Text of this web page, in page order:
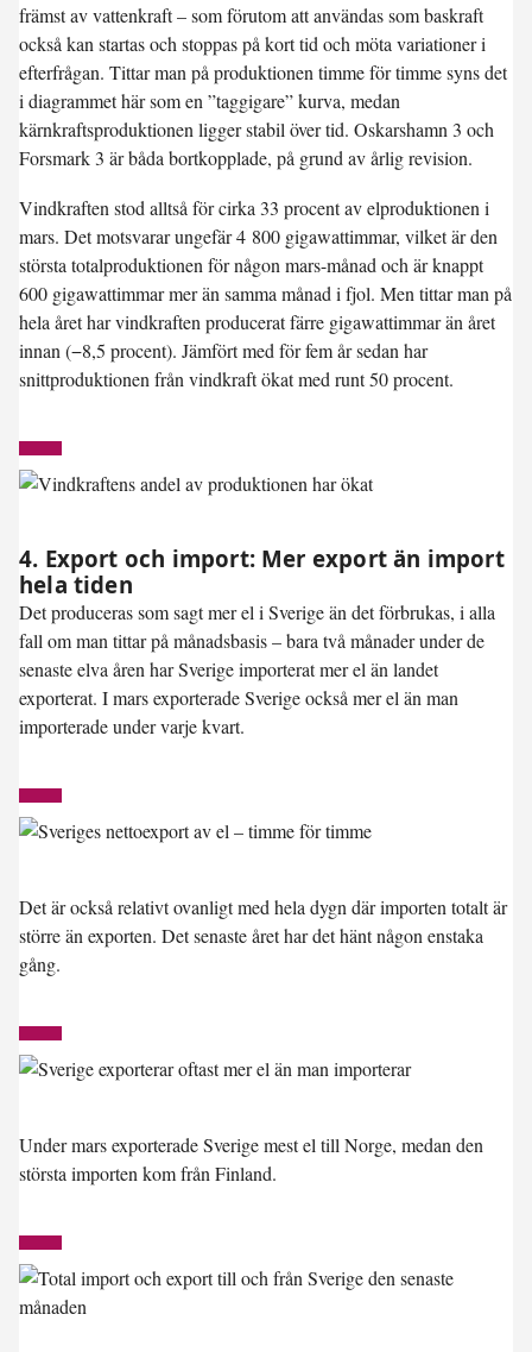
främst av vattenkraft – som förutom att användas som baskraft
också kan startas och stoppas på kort tid och möta variationer i
efterfrågan. Tittar man på produktionen timme för timme syns det
i diagrammet här som en ”taggigare” kurva, medan
kärnkraftsproduktionen ligger stabil över tid. Oskarshamn 3 och
Forsmark 3 är båda bortkopplade, på grund av årlig revision.
Vindkraften stod alltså för cirka 33 procent av elproduktionen i
mars. Det motsvarar ungefär 4 800 gigawattimmar, vilket är den
största totalproduktionen för någon mars-månad och är knappt
600 gigawattimmar mer än samma månad i fjol. Men tittar man på
hela året har vindkraften producerat färre gigawattimmar än året
innan (−8,5 procent). Jämfört med för fem år sedan har
snittproduktionen från vindkraft ökat med runt 50 procent.
4. Export och import: Mer export än import
hela tiden
Det produceras som sagt mer el i Sverige än det förbrukas, i alla
fall om man tittar på månadsbasis – bara två månader under de
senaste elva åren har Sverige importerat mer el än landet
exporterat. I mars exporterade Sverige också mer el än man
importerade under varje kvart.
Det är också relativt ovanligt med hela dygn där importen totalt är
större än exporten. Det senaste året har det hänt någon enstaka
gång.
Under mars exporterade Sverige mest el till Norge, medan den
största importen kom från Finland.